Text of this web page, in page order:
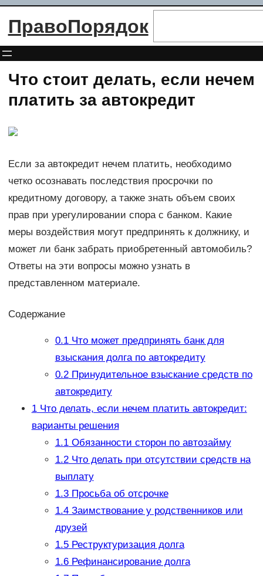
Перейти
ПравоПорядок
Что стоит делать, если нечем
платить за автокредит
Если за автокредит нечем платить, необходимо
четко осознавать последствия просрочки по
кредитному договору, а также знать объем своих
прав при урегулировании спора с банком. Какие
меры воздействия могут предпринять к должнику, и
может ли банк забрать приобретенный автомобиль?
Ответы на эти вопросы можно узнать в
представленном материале.
Содержание
0.1Что может предпринять банк для
взыскания долга по автокредиту
0.2Принудительное взыскание средств по
автокредиту
1Что делать, если нечем платить автокредит:
варианты решения
1.1Обязанности сторон по автозайму
1.2Что делать при отсутствии средств на
выплату
1.3Просьба об отсрочке
1.4Заимствование у родственников или
друзей
1.5Реструктуризация долга
1.6Рефинансирование долга